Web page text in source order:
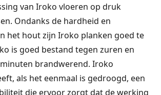
van Iroko vloeren op druk
Ondanks de hardheid en
het hout zijn Iroko planken goed te
is goed bestand tegen zuren en
minuten brandwerend. Iroko
als het eenmaal is gedroogd, een
die ervoor zorgt dat de werking